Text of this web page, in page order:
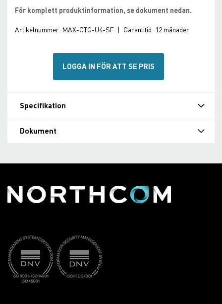
För komplett produktinformation, se dokument nedan.
Artikelnummer: MAX-OTG-U4-SF | Garantitid: 12 månader
LOGGA IN FÖR ATT SE PRIS
Specifikation
Dokument